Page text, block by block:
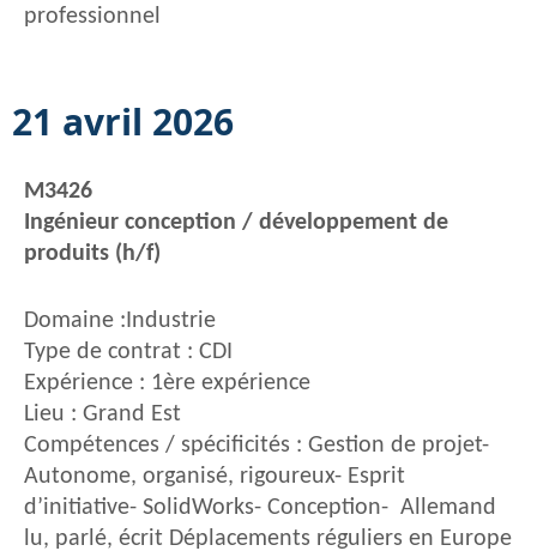
professionnel
21 avril 2026
M3426
Ingénieur conception / développement de
produits (h/f)
Domaine :Industrie
Type de contrat : CDI
Expérience : 1ère expérience
Lieu : Grand Est
Compétences / spécificités : Gestion de projet-
Autonome, organisé, rigoureux- Esprit
d’initiative- SolidWorks- Conception- Allemand
lu, parlé, écrit Déplacements réguliers en Europe